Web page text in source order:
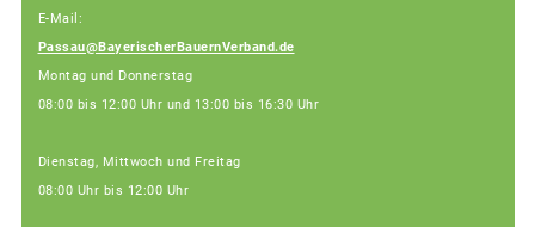
E-Mail:
Passau@BayerischerBauernVerband.de
Montag und Donnerstag
08:00 bis 12:00 Uhr und 13:00 bis 16:30 Uhr
Dienstag, Mittwoch und Freitag
08:00 Uhr bis 12:00 Uhr